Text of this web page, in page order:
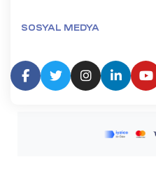
SOSYAL MEDYA